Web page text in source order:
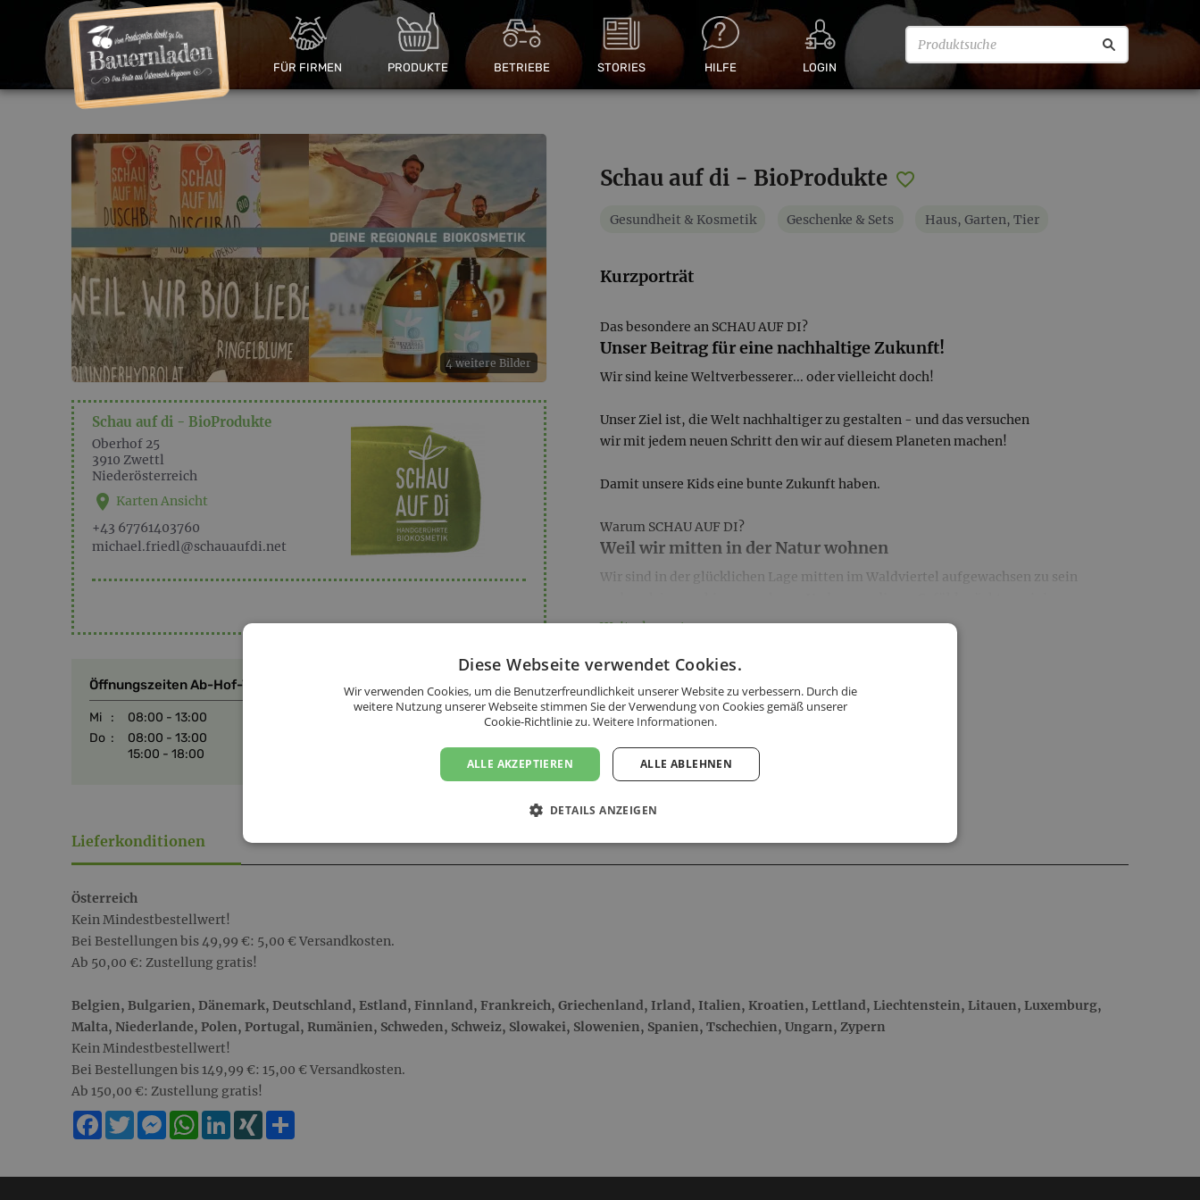
FÜR FIRMEN PRODUKTE BETRIEBE STORIES HILFE LOGIN
4 weitere Bilder
Schau auf di - BioProdukte
Oberhof 25
3910 Zwettl
Niederösterreich
Karten Ansicht
+43 67761403760
michael.friedl@schauaufdi.net
Öffnungszeiten Ab-Hof-Verkauf
Mi :
08:00 - 13:00
Do :
08:00 - 13:00
15:00 - 18:00
Schau auf di - BioProdukte
Gesundheit & Kosmetik Geschenke & Sets Haus, Garten, Tier
Kurzporträt
Das besondere an SCHAU AUF DI?
Unser Beitrag für eine nachhaltige Zukunft!
Wir sind keine Weltverbesserer... oder vielleicht doch!
Unser Ziel ist, die Welt nachhaltiger zu gestalten - und das versuchen
wir mit jedem neuen Schritt den wir auf diesem Planeten machen!
Damit unsere Kids eine bunte Zukunft haben.
Warum SCHAU AUF DI?
Weil wir mitten in der Natur wohnen
Wir sind in der glücklichen Lage mitten im Waldviertel aufgewachsen zu sein
unsere Produkte einarbeiten, damit sich jeder ein kleines Stück pure Natur
Und Schau auf di sind?
Deine neuen Lieblingsprodukte
Jeder Arbeitsschritt passiert in unserer Manufaktur,
von der Rezepturerstellung über die Abfüllung bis zum Etikettieren.
Weiterlesen ↓
Lieferkonditionen
Österreich
Kein Mindestbestellwert!
Bei Bestellungen bis 49,99 €: 5,00 € Versandkosten.
Ab 50,00 €: Zustellung gratis!
Belgien, Bulgarien, Dänemark, Deutschland, Estland, Finnland, Frankreich, Griechenland, Irland, Italien, Kroatien, Lettland, Liechtenstein, Litauen, Luxemburg,
Malta, Niederlande, Polen, Portugal, Rumänien, Schweden, Schweiz, Slowakei, Slowenien, Spanien, Tschechien, Ungarn, Zypern
Kein Mindestbestellwert!
Bei Bestellungen bis 149,99 €: 15,00 € Versandkosten.
Ab 150,00 €: Zustellung gratis!
Facebook
TwitterMessengerWhatsApp
LinkedInXING
Diese Webseite verwendet Cookies.
Wir verwenden Cookies, um die Benutzerfreundlichkeit unserer Website zu verbessern. Durch die
weitere Nutzung unserer Webseite stimmen Sie der Verwendung von Cookies gemäß unserer
Cookie-Richtlinie zu.Weitere Informationen.
ALLE AKZEPTIEREN ALLE ABLEHNEN
DETAILS ANZEIGEN